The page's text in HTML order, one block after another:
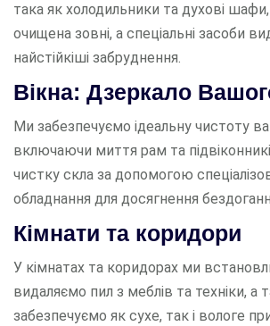
така як холодильники та духові
очищена зовні, а спеціальні засоби
найстійкіші забруднення.
Вікна: Дзеркало
Ми забезпечуємо ідеальну чистоту
включаючи миття рам та
чистку скла за допомогою
обладнання для досягнення
Кімнати та коридори
У кімнатах та коридорах ми
видаляємо пил з меблів та техніки, а
забезпечуємо як сухе, так і вологе